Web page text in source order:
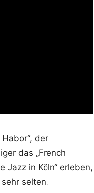
der
das „French
Jazz in Köln“ erleben,
selten.